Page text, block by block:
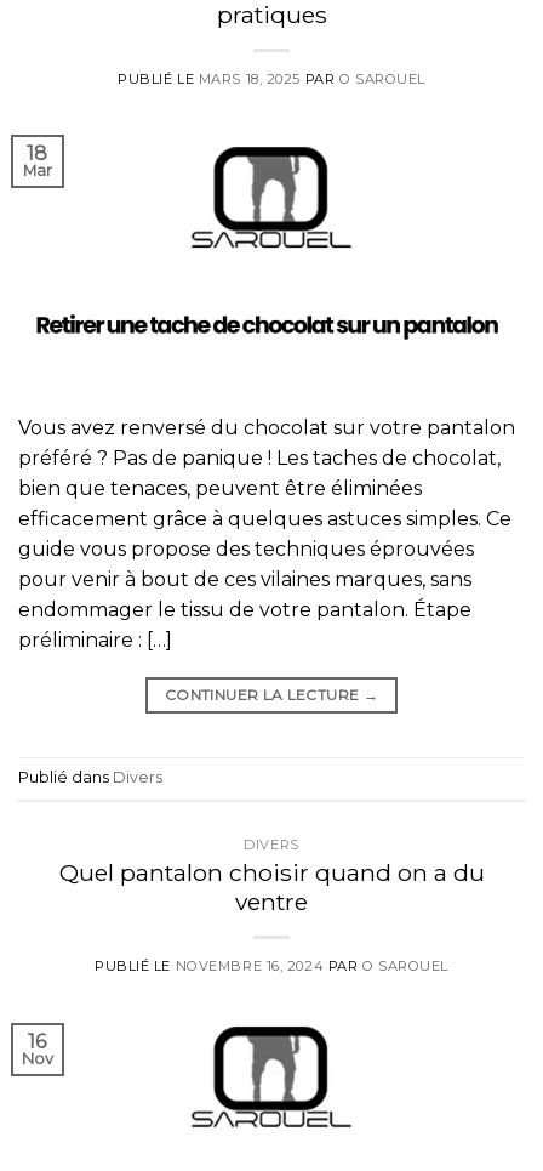
pratiques
PUBLIÉ LE MARS 18, 2025 PAR O SAROUEL
18
Mar
Vous avez renversé du chocolat sur votre pantalon
préféré ? Pas de panique ! Les taches de chocolat,
bien que tenaces, peuvent être éliminées
efficacement grâce à quelques astuces simples. Ce
guide vous propose des techniques éprouvées
pour venir à bout de ces vilaines marques, sans
endommager le tissu de votre pantalon. Étape
préliminaire : […]
CONTINUER LA LECTURE →
Publié dans Divers
DIVERS
Quel pantalon choisir quand on a du
ventre
PUBLIÉ LE NOVEMBRE 16, 2024 PAR O SAROUEL
16
Nov